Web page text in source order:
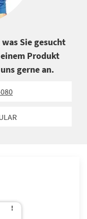
Sie gesucht
Produkt
gerne an.